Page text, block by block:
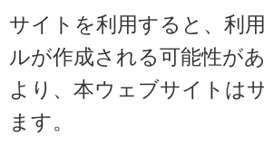
サイトを利用すると、利
ルが作成される可能性が
より、本ウェブサイトは
ます。